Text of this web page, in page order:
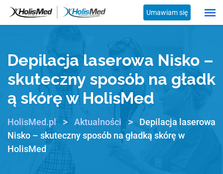
Umawiam się
Depilacja laserowa Nisko –
skuteczny sposób na gładk
ą skórę w HolisMed
HolisMed.pl > Aktualności >
Depilacja laserowa
Nisko – skuteczny sposób na gładką skórę w
HolisMed